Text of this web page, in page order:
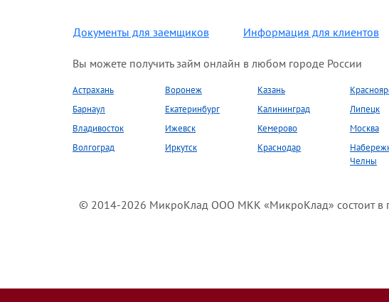
Документы для заемщиков Информация для клиентов
Вы можете получить займ онлайн в любом городе России
Астрахань
Барнаул
Владивосток
Волгоград
Воронеж
Екатеринбург
Ижевск
Иркутск
Казань
Калининград
Кемерово
Краснодар
Липецк
Москва
Челны
© 2014-2026 МикроКлад ООО МКК «МикроКлад» состоит в